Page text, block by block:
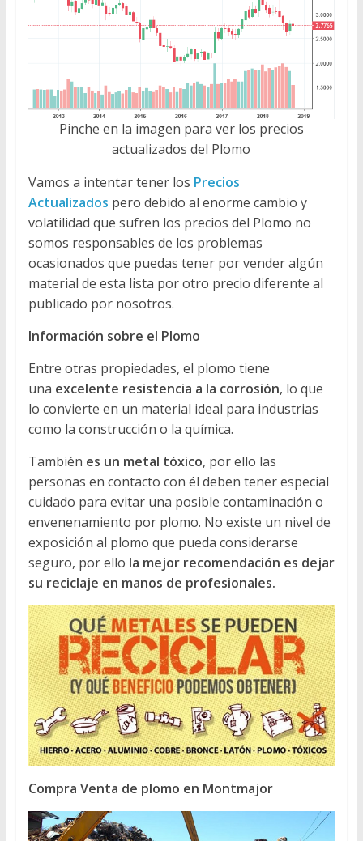
Pinche en la imagen para ver los precios
actualizados del Plomo
Vamos a intentar tener los Precios
Actualizados pero debido al enorme cambio y
volatilidad que sufren los precios del Plomo no
somos responsables de los problemas
ocasionados que puedas tener por vender algún
material de esta lista por otro precio diferente al
publicado por nosotros.
Información sobre el Plomo
Entre otras propiedades, el plomo tiene
una excelente resistencia a la corrosión, lo que
lo convierte en un material ideal para industrias
como la construcción o la química.
También es un metal tóxico, por ello las
personas en contacto con él deben tener especial
cuidado para evitar una posible contaminación o
envenenamiento por plomo. No existe un nivel de
exposición al plomo que pueda considerarse
seguro, por ello la mejor recomendación es dejar
su reciclaje en manos de profesionales.
Compra Venta de plomo en Montmajor